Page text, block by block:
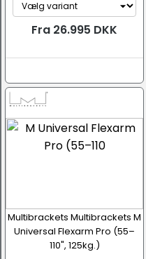
Fra 26.995 DKK
Multibrackets Multibrackets M
Universal Flexarm Pro (55–
110", 125kg.)